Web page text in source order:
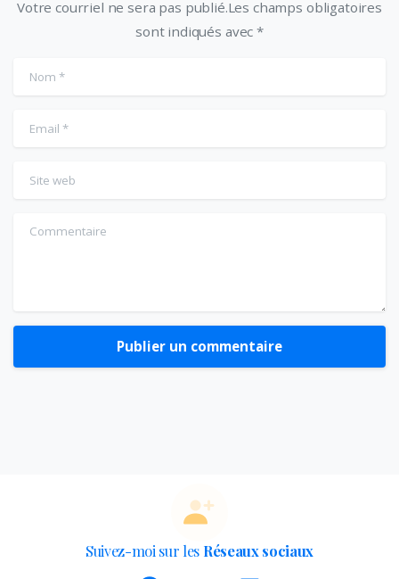
Votre courriel ne sera pas publié.Les champs obligatoires
sont indiqués avec *
Commentaire
Suivez-moi sur les Réseaux sociaux